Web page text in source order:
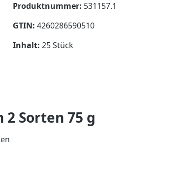
Produktnummer: 531157.1
GTIN: 4260286590510
Inhalt: 25 Stück
Sorten 75 g